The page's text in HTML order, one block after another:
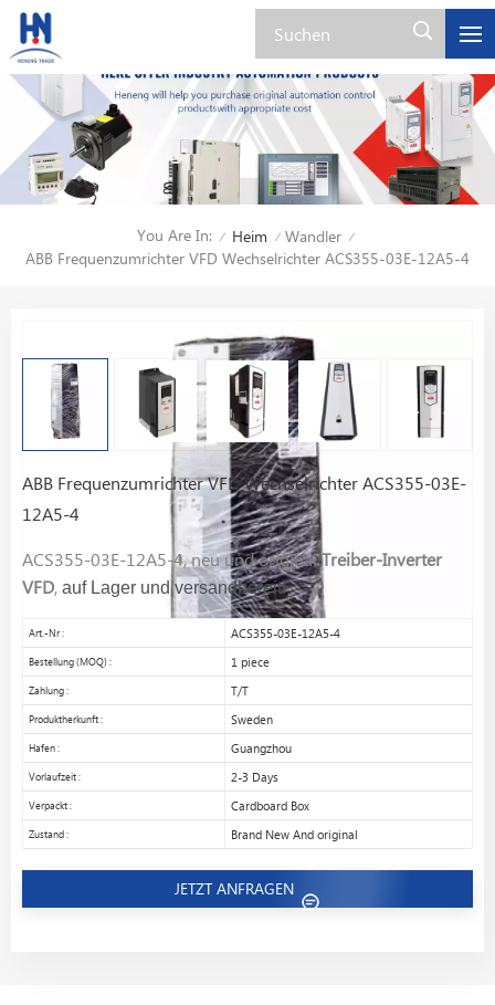
You Are In: / Heim / Wandler /
ABB Frequenzumrichter VFD Wechselrichter ACS355-03E-12A5-4
ABB Frequenzumrichter VFD Wechselrichter ACS355-03E-
12A5-4
ACS355-03E-12A5-4, neu und originalTreiber-Inverter
VFD, auf Lager und versandbereit!
Art.-Nr : ACS355-03E-12A5-4
Bestellung (MOQ) : 1 piece
Zahlung : T/T
Produktherkunft : Sweden
Hafen : Guangzhou
Vorlaufzeit : 2-3 Days
Verpackt : Cardboard Box
Zustand : Brand New And original
JETZT ANFRAGEN